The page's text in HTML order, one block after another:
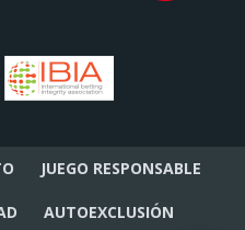
JUEGO RESPONSABLE
AUTOEXCLUSIÓN